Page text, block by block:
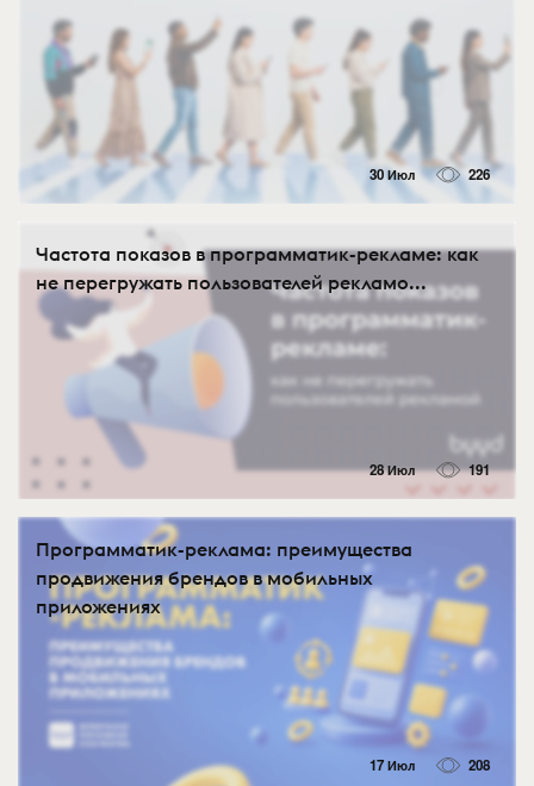
30 Июл 226
Частота показов в программатик-рекламе: как
не перегружать пользователей рекламо...
28 Июл 191
Программатик-реклама: преимущества
продвижения брендов в мобильных
приложениях
17 Июл 208